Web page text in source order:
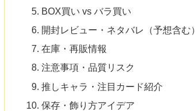
BOX買い vs バラ買い
開封レビュー・ネタバレ（予想含む）
在庫・再販情報
注意事項・品質リスク
推しキャラ・注目カード紹介
保存・飾り方アイデア